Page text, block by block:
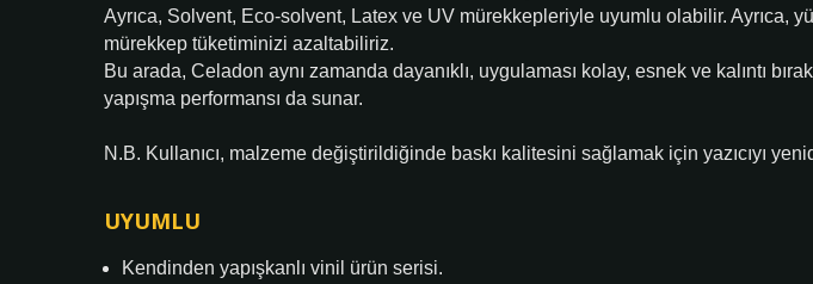
Ayrıca, Solvent, Eco-solvent, Latex ve UV mürekkepleriyle uyumlu olabilir. Ayrıca,
mürekkep tüketiminizi azaltabiliriz.
Bu arada, Celadon aynı zamanda dayanıklı, uygulaması kolay, esnek ve kalıntı
yapışma performansı da sunar.
N.B. Kullanıcı, malzeme değiştirildiğinde baskı kalitesini sağlamak için yazıcıyı
UYUMLU
Kendinden yapışkanlı vinil ürün serisi.